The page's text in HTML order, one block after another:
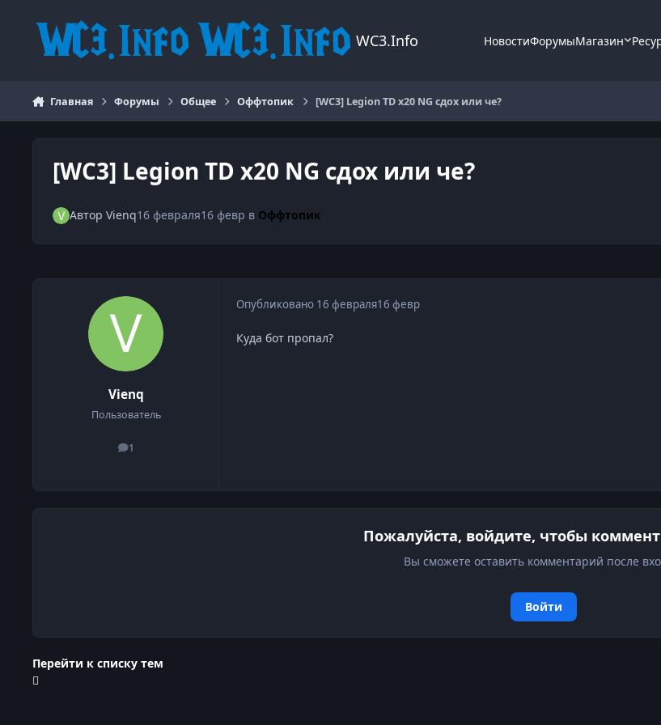
WC3.Info НовостиФорумыМагазин
Главная Форумы Общее Оффтопик [WC3] Legion TD x20 NG сдох или че?
[WC3] Legion TD x20 NG сдох или че?
Автор Vienq16 февраля16 февр в Оффтопик
Vienq
Пользователь
1
сообщения
Опубликовано 16 февраля16 февр
Куда бот пропал?
Пожалуйста, войдите, чтобы
Вы сможете оставить комментарий после
Войти
Перейти к списку тем